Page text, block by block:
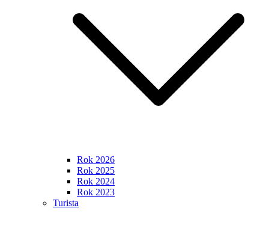
Rok 2026
Rok 2025
Rok 2024
Rok 2023
Turista